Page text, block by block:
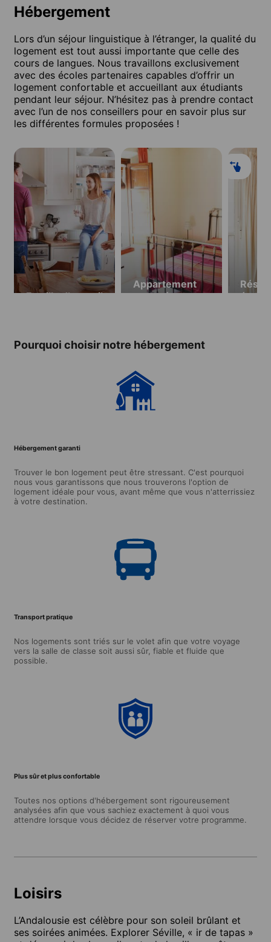
Hébergement
Lors d’un séjour linguistique à l’étranger, la qualité du
logement est tout aussi importante que celle des
cours de langues. Nous travaillons exclusivement
avec des écoles partenaires capables d’offrir un
logement confortable et accueillant aux étudiants
pendant leur séjour. N’hésitez pas à prendre contact
avec l’un de nos conseillers pour en savoir plus sur
les différentes formules proposées !
Famille d’accueil
Appartement
partagé
Pourquoi choisir notre hébergement
Hébergement garanti
Trouver le bon logement peut être stressant. C'est pourquoi
nous vous garantissons que nous trouverons l'option de
logement idéale pour vous, avant même que vous n'atterrissiez
à votre destination.
Transport pratique
Nos logements sont triés sur le volet afin que votre voyage
vers la salle de classe soit aussi sûr, fiable et fluide que
possible.
Plus sûr et plus confortable
Toutes nos options d'hébergement sont rigoureusement
analysées afin que vous sachiez exactement à quoi vous
attendre lorsque vous décidez de réserver votre programme.
Loisirs
L’Andalousie est célèbre pour son soleil brûlant et
ses soirées animées. Explorer Séville, « ir de tapas »